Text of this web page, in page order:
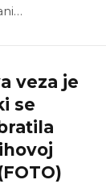
veza je
se